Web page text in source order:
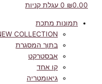
₪0.00
0 עגלת קניות
תמונות מתכת
NEW COLLECTION
בתוך המסגרת
אבסטרקט
קו אחד
גיאומטריה